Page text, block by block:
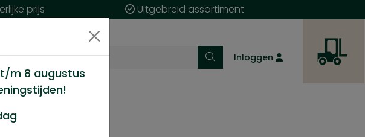
prijs Uitgebreid assortiment
Inloggen
m 8 augustus